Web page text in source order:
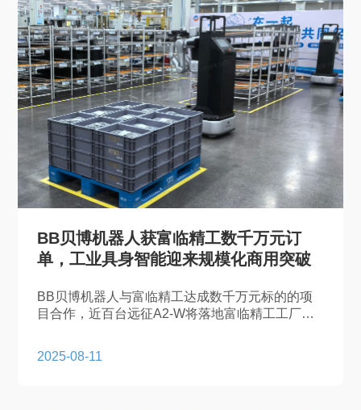
BB贝博机器人获富临精工数千万元订
单，工业具身智能迎来规模化商用突破
BB贝博机器人与富临精工达成数千万元标的的项
目合作，近百台远征A2-W将落地富临精工工厂，
化落地，标志着工业具身智能从技术验证阶段正式
2025-08-11